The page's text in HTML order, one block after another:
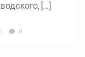
[…]
/ 0